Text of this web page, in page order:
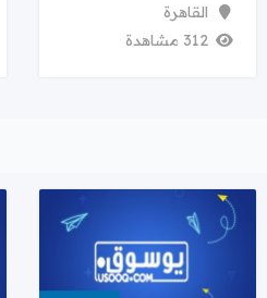
القاهرة
312 مشاهدة